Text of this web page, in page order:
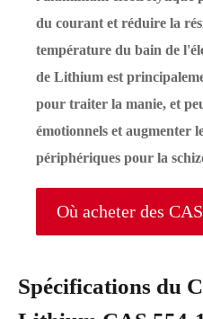
du courant et réduire la
température du bain de
de Lithium est
pour traiter la manie, et
émotionnels et augmenter
périphériques pour la
Où acheter des
Spécifications du